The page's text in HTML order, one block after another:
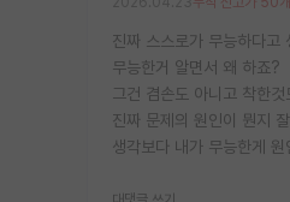
진짜 스스로가 무능하다고
무능한거 알면서 왜 하죠?
그건 겸손도 아니고 착한것
진짜 문제의 원인이 뭔지
생각보다 내가 무능한게 원